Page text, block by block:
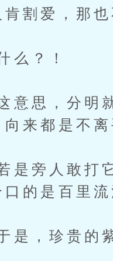
肯割爱，那也
？！
思，分明就
向来都是不离
旁人敢打它
口的是百里流
，珍贵的